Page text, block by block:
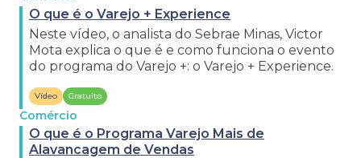
O que é o Varejo + Experience
Neste vídeo, o analista do Sebrae Minas, Victor
Mota explica o que é e como funciona o evento
do programa do Varejo +: o Varejo + Experience.
Vídeo Gratuito
Comércio
O que é o Programa Varejo Mais de
Alavancagem de Vendas